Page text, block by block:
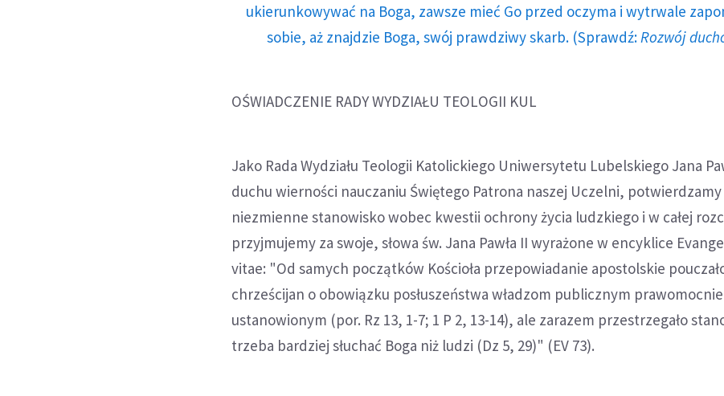
ukierunkowywać na Boga, zawsze mieć Go przed oczyma i wytrwale
sobie, aż znajdzie Boga, swój prawdziwy skarb. (Sprawdź: Rozwój
OŚWIADCZENIE RADY WYDZIAŁU TEOLOGII KUL
Jako Rada Wydziału Teologii Katolickiego Uniwersytetu Lubelskiego Jana
duchu wierności nauczaniu Świętego Patrona naszej Uczelni, potwierdzamy
niezmienne stanowisko wobec kwestii ochrony życia ludzkiego i w całej
przyjmujemy za swoje, słowa św. Jana Pawła II wyrażone w encyklice
vitae: "Od samych początków Kościoła przepowiadanie apostolskie
chrześcijan o obowiązku posłuszeństwa władzom publicznym prawomocnie
ustanowionym (por. Rz 13, 1-7; 1 P 2, 13-14), ale zarazem przestrzegało
trzeba bardziej słuchać Boga niż ludzi (Dz 5, 29)" (EV 73).